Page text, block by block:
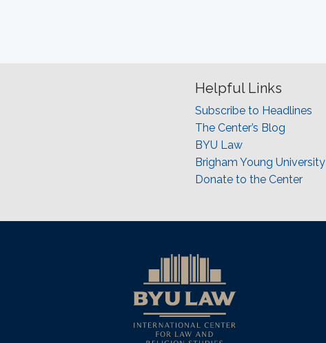
Helpful Links
Subscribe to Headlines
The Center’s Blog
BYU Law
Brigham Young University
Donate to the Center